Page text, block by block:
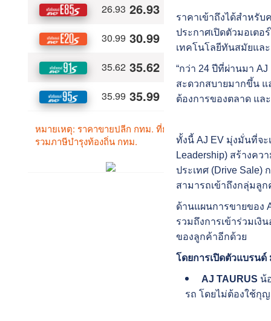
ราคาเข้าถึงได้สำหรั
ประกาศเปิดตัวมอเต
เทคโนโลยีทันสมัยแล
“กว่า 24 ปีที่ผ่านมา
สะดวกสบายมากขึ้น แ
ต้องการของตลาด แล
ทั้งนี้ AJ EV มุ่งมั่นที่จ
Leadership) สร้างค
ประเทศ (Drive Sale)
สามารถเข้าถึงกลุ่มลู
ด้านแผนการขายของ
รวมถึงการเข้าร่วมเ
ของลูกค้าอีกด้วย
โดยการเปิดตัวแบรน
AJ TAURUS น้
รถ โดยไม่ต้องใช้กุญ